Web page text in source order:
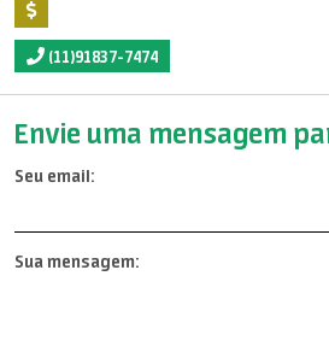
(11)91837-7474
Envie uma mensagem
Seu email:
Sua mensagem: